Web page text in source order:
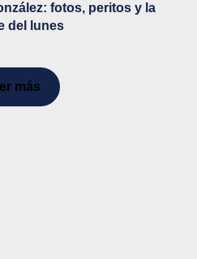
fotos, peritos y la
del lunes
más